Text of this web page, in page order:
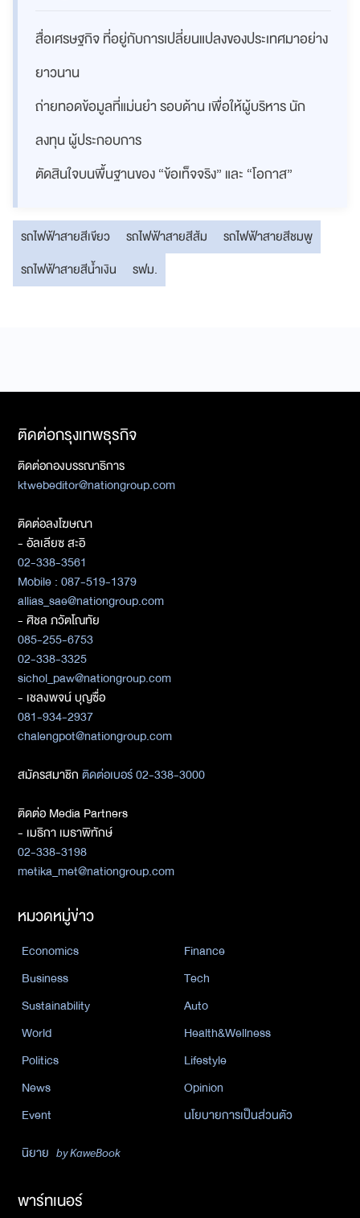
สื่อเศรษฐกิจ ที่อยู่กับการเปลี่ยนแปลงของประเทศมาอย่าง
ยาวนาน
ถ่ายทอดข้อมูลที่แม่นยำ รอบด้าน เพื่อให้ผู้บริหาร นัก
ลงทุน ผู้ประกอบการ
ตัดสินใจบนพื้นฐานของ “ข้อเท็จจริง” และ “โอกาส”
รถไฟฟ้าสายสีเขียว รถไฟฟ้าสายสีส้ม
รถไฟฟ้าสายสีชมพู
รถไฟฟ้าสายสีน้ำเงิน
รฟม.
ติดต่อกรุงเทพธุรกิจ
ติดต่อกองบรรณาธิการ
ktwebeditor@nationgroup.com
ติดต่อลงโฆษณา
- อัลเลียซ สะอิ
02-338-3561
Mobile : 087-519-1379
allias_sae@nationgroup.com
- ศิชล ภวัตโณทัย
085-255-6753
02-338-3325
sichol_paw@nationgroup.com
- เชลงพจน์ บุญซื่อ
081-934-2937
chalengpot@nationgroup.com
สมัครสมาชิกติดต่อเบอร์ 02-338-3000
ติดต่อ Media Partners
- เมธิกา เมธาพิทักษ์
02-338-3198
metika_met@nationgroup.com
หมวดหมู่ข่าว
Economics
Finance
Business
Tech
Sustainability
Auto
World
Health&Wellness
Politics
Lifestyle
News
Opinion
Event
นโยบายการเป็นส่วนตัว
นิยาย by KaweBook
พาร์ทเนอร์